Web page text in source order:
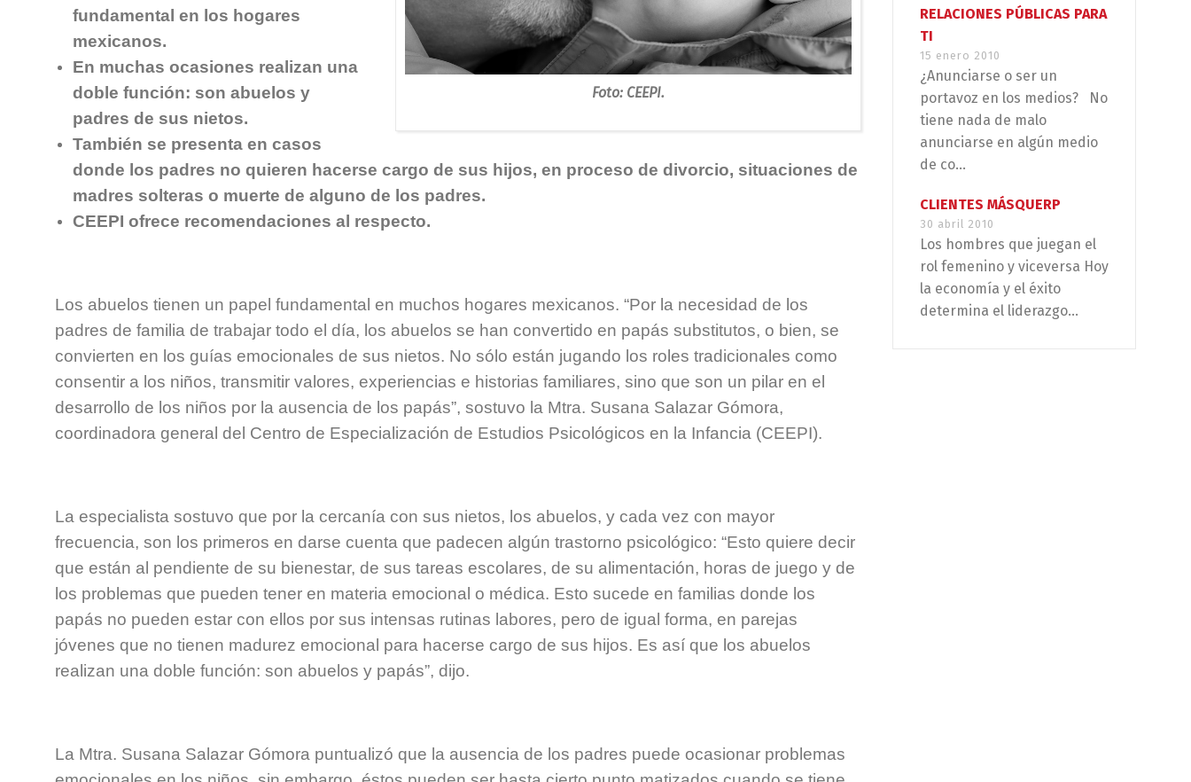
Foto: CEEPI.
fundamental en los hogares
mexicanos.
En muchas ocasiones realizan una
doble función: son abuelos y
padres de sus nietos.
También se presenta en casos
donde los padres no quieren hacerse cargo de sus hijos, en proceso de divorcio, situaciones de
madres solteras o muerte de alguno de los padres.
CEEPI ofrece recomendaciones al respecto.
Los abuelos tienen un papel fundamental en muchos hogares mexicanos. “Por la necesidad de los
padres de familia de trabajar todo el día, los abuelos se han convertido en papás substitutos, o bien, se
convierten en los guías emocionales de sus nietos. No sólo están jugando los roles tradicionales como
consentir a los niños, transmitir valores, experiencias e historias familiares, sino que son un pilar en el
desarrollo de los niños por la ausencia de los papás”, sostuvo la Mtra. Susana Salazar Gómora,
coordinadora general del Centro de Especialización de Estudios Psicológicos en la Infancia (CEEPI).
La especialista sostuvo que por la cercanía con sus nietos, los abuelos, y cada vez con mayor
frecuencia, son los primeros en darse cuenta que padecen algún trastorno psicológico: “Esto quiere decir
que están al pendiente de su bienestar, de sus tareas escolares, de su alimentación, horas de juego y de
los problemas que pueden tener en materia emocional o médica. Esto sucede en familias donde los
papás no pueden estar con ellos por sus intensas rutinas labores, pero de igual forma, en parejas
jóvenes que no tienen madurez emocional para hacerse cargo de sus hijos. Es así que los abuelos
realizan una doble función: son abuelos y papás”, dijo.
La Mtra. Susana Salazar Gómora puntualizó que la ausencia de los padres puede ocasionar problemas
RELACIONES PÚBLICAS PARA
TI
15 enero 2010
¿Anunciarse o ser un
portavoz en los medios? No
tiene nada de malo
anunciarse en algún medio
de co...
CLIENTES MÁSQUERP
30 abril 2010
Los hombres que juegan el
rol femenino y viceversa Hoy
la economía y el éxito
determina el liderazgo...